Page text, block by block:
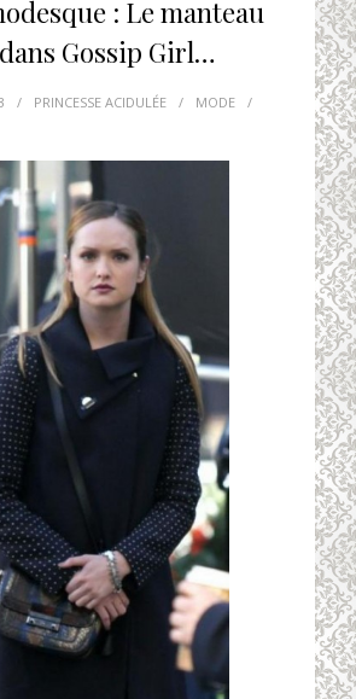
: Le manteau
Gossip Girl…
/ PRINCESSE ACIDULÉE / MODE
/